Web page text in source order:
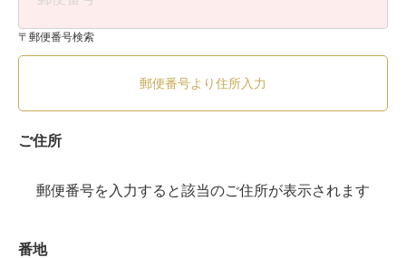
〒郵便番号検索
郵便番号より住所入力
ご住所
郵便番号を入力すると該当のご住所が表示されます
番地